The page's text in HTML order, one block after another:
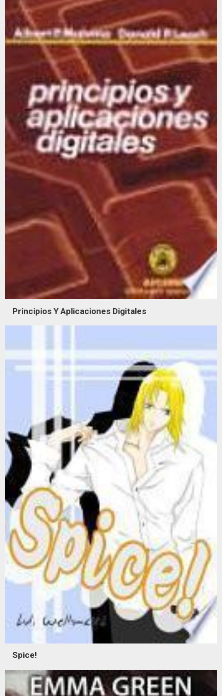
Principios Y Aplicaciones Digitales
Spice!